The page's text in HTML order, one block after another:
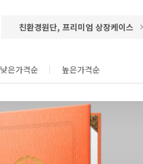
친환경원단, 프리미엄 상장케이스
낮은가격순 높은가격순